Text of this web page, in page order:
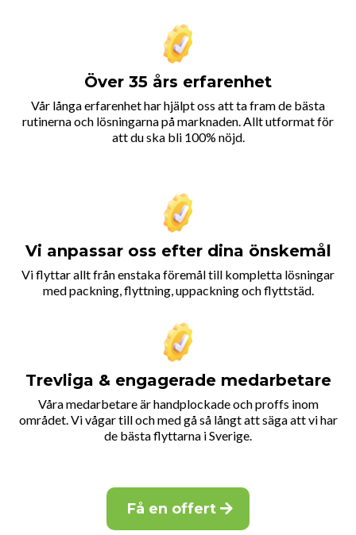
Över 35 års erfarenhet
Vår långa erfarenhet har hjälpt oss att ta fram de bästa
rutinerna och lösningarna på marknaden. Allt utformat för
att du ska bli 100% nöjd.
Vi anpassar oss efter dina önskemål
Vi flyttar allt från enstaka föremål till kompletta lösningar
med packning, flyttning, uppackning och flyttstäd.
Trevliga & engagerade medarbetare
Våra medarbetare är handplockade och proffs inom
området. Vi vågar till och med gå så långt att säga att vi har
de bästa flyttarna i Sverige.
Få en offert